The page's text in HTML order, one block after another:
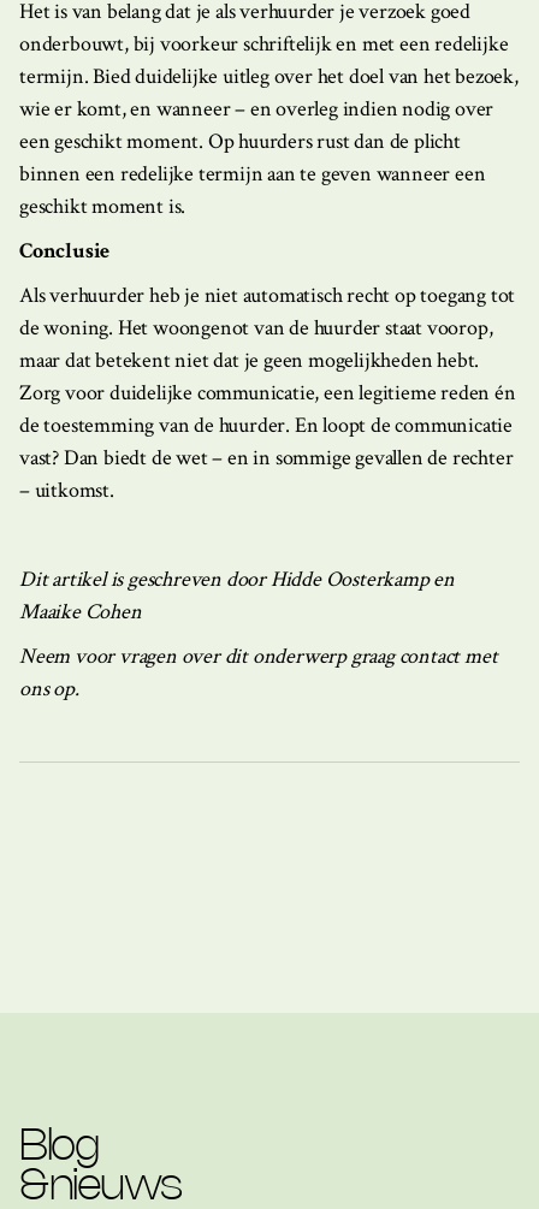
Het is van belang dat je als verhuurder je verzoek goed
onderbouwt, bij voorkeur schriftelijk en met een redelijke
termijn. Bied duidelijke uitleg over het doel van het bezoek,
wie er komt, en wanneer – en overleg indien nodig over
een geschikt moment. Op huurders rust dan de plicht
binnen een redelijke termijn aan te geven wanneer een
geschikt moment is.
Conclusie
Als verhuurder heb je niet automatisch recht op toegang tot
de woning. Het woongenot van de huurder staat voorop,
maar dat betekent niet dat je geen mogelijkheden hebt.
Zorg voor duidelijke communicatie, een legitieme reden én
de toestemming van de huurder. En loopt de communicatie
vast? Dan biedt de wet – en in sommige gevallen de rechter
– uitkomst.
Dit artikel is geschreven door Hidde Oosterkamp en
Maaike Cohen
Neem voor vragen over dit onderwerp graag contact met
ons op.
Blog
&nieuws